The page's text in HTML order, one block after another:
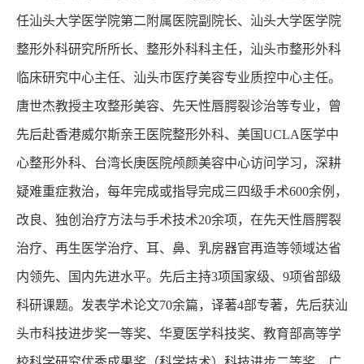
任汕头大学医学院第二附属医院副院长、汕头大学医学院
整形外科研究所所长、整形外科科主任，汕头市整形外科
临床研究中心主任、汕头市医疗美容专业质控中心主任。
唐世杰教授主攻整形美容、先天性唇腭裂诊治等专业，曾
先后赴香港威尔斯亲王医院整形外科、美国UCLA医学中
心整形外科、台湾长庚医院颅颜美容中心访问学习，深耕
疑难重症救治，每年完成或指导完成三四级手术600余例，
改良、独创治疗方法与手术技术20余项，在先天性唇腭裂
治疗、再生医学治疗、耳、鼻、乳房器官再造等领域达省
内领先、国内先进水平。先后主持3项国家级、9项省部级
科研课题。发表学术论文70余篇，译著4部专著，先后获汕
头市科技进步奖一等奖、华夏医学科技奖、教育部高等学